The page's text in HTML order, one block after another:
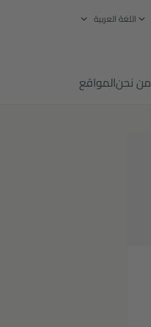
‏اللغة العربية
من نحنالمواقع